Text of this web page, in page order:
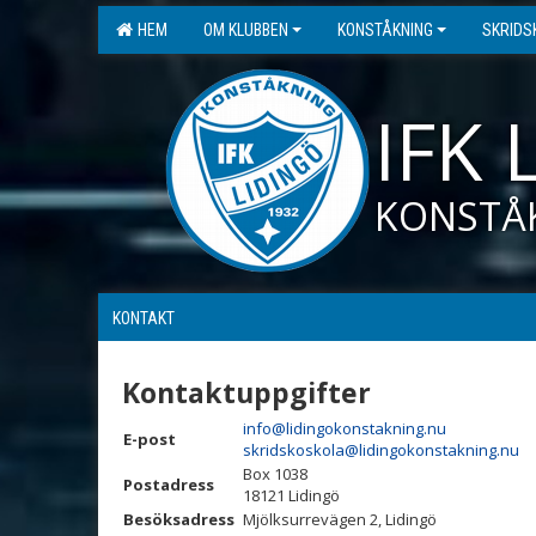
HEM OM KLUBBEN KONSTÅKNING
IFK
KONTAKT
Kontaktuppgifter
E-post
info@lidingokonstakning.nu
skridskoskola@lidingokonstakning.nu
Postadress
Box 1038
18121 Lidingö
Besöksadress Mjölksurrevägen 2, Lidingö